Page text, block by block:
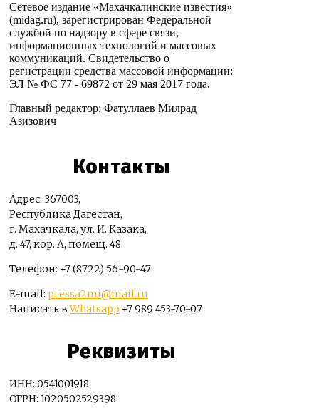
Сетевое издание «Махачкалинские известия»
(midag.ru), зарегистрирован Федеральной
службой по надзору в сфере связи,
информационных технологий и массовых
коммуникаций. Свидетельство о
регистрации средства массовой информации:
ЭЛ № ФС 77 - 69872 от 29 мая 2017 года.
Главный редактор: Фатуллаев Милрад
Азизович
Контакты
Адрес: 367003,
Республика Дагестан,
г. Махачкала, ул. И. Казака,
д. 47, кор. А, помещ. 48
Телефон: +7 (8722) 56-90-47
E-mail: pressa2mi@mail.ru
Написать вWhatsapp +7 989 453-70-07
Реквизиты
ИНН: 0541001918
ОГРН: 1020502529398